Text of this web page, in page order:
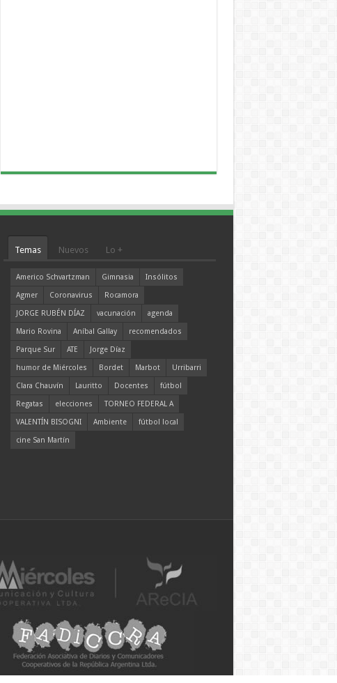
Temas Nuevos Lo +
Americo Schvartzman Gimnasia
Insólitos
Agmer
Coronavirus
Rocamora
JORGE RUBÉN DÍAZ
vacunación
agenda
Mario Rovina
Aníbal Gallay
recomendados
Parque Sur
ATE
Jorge Díaz
humor de Miércoles
Bordet Marbot
Urribarri
Clara Chauvín
Lauritto Docentes
fútbol
Regatas
elecciones
TORNEO FEDERAL A
VALENTÍN BISOGNI
Ambiente
fútbol local
cine San Martín